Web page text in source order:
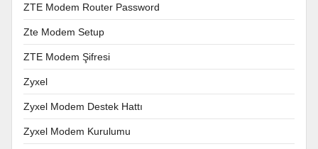
ZTE Modem Router Password
Zte Modem Setup
ZTE Modem Şifresi
Zyxel
Zyxel Modem Destek Hattı
Zyxel Modem Kurulumu